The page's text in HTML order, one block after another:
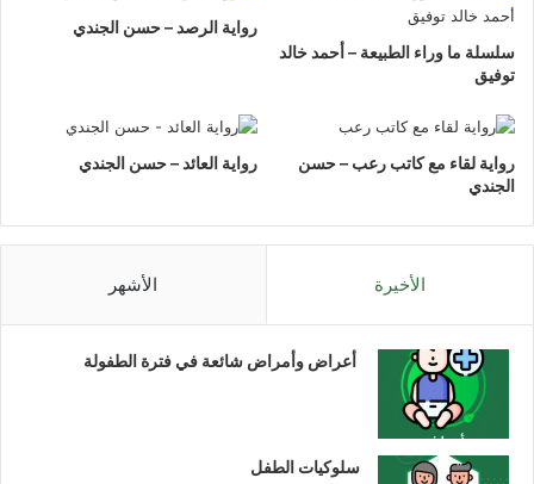
سلسلة ما وراء الطبيعة – أحمد خالد
توفيق
رواية الرصد – حسن الجندي
رواية لقاء مع كاتب رعب – حسن
الجندي
رواية العائد – حسن الجندي
الأخيرة الأشهر
أعراض وأمراض شائعة في فترة الطفولة
سلوكيات الطفل